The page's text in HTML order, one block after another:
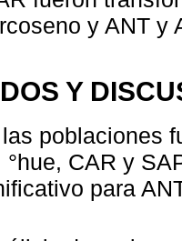
y ANT y
Y
poblaciones
°hue, CAR y
para